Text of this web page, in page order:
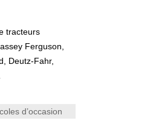
tracteurs
Ferguson,
Deutz-Fahr,
d’occasion